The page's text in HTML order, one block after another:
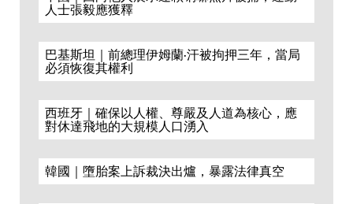
人士張毅應獲釋
巴基斯坦｜前總理伊姆蘭·汗被拘押三年，當局
必須恢復其權利
西班牙｜確保以人權、尊嚴及人道為核心，應
對休達飛地的大規模人口湧入
韓國｜墮胎案上訴裁決出爐，暴露法律真空